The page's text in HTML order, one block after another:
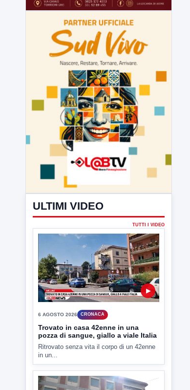
ULTIMI VIDEO
TUTTI I VIDEO
▶
6 AGOSTO 2026 CRONACA
Trovato in casa 42enne in una
pozza di sangue, giallo a viale Italia
Ritrovato senza vita il corpo di un 42enne
in un...